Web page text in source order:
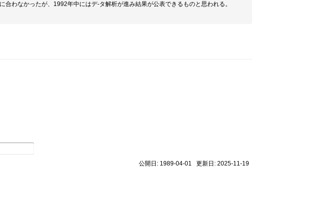
わなかったが、1992年中にはデ-タ解析が進み結果が公表できるものと思われる。
公開日: 1989-04-01 更新日: 2025-11-19